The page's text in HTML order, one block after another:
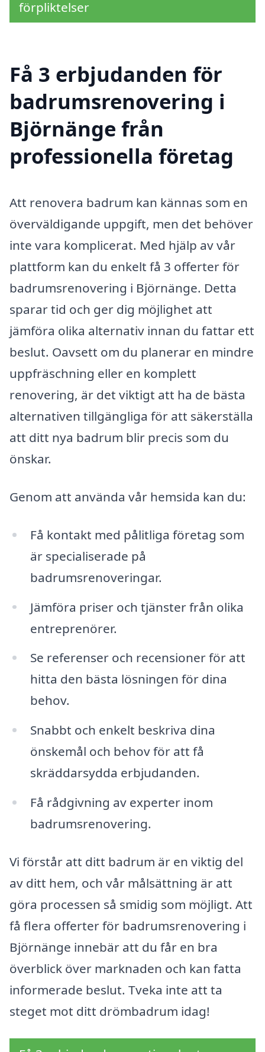
förpliktelser
Få 3 erbjudanden för
badrumsrenovering i
Björnänge från
professionella företag
Att renovera badrum kan kännas som en
överväldigande uppgift, men det behöver
inte vara komplicerat. Med hjälp av vår
plattform kan du enkelt få 3 offerter för
badrumsrenovering i Björnänge. Detta
sparar tid och ger dig möjlighet att
jämföra olika alternativ innan du fattar ett
beslut. Oavsett om du planerar en mindre
uppfräschning eller en komplett
renovering, är det viktigt att ha de bästa
alternativen tillgängliga för att säkerställa
att ditt nya badrum blir precis som du
önskar.
Genom att använda vår hemsida kan du:
Få kontakt med pålitliga företag som
är specialiserade på
badrumsrenoveringar.
Jämföra priser och tjänster från olika
entreprenörer.
Se referenser och recensioner för att
hitta den bästa lösningen för dina
behov.
Snabbt och enkelt beskriva dina
önskemål och behov för att få
skräddarsydda erbjudanden.
Få rådgivning av experter inom
badrumsrenovering.
Vi förstår att ditt badrum är en viktig del
av ditt hem, och vår målsättning är att
göra processen så smidig som möjligt. Att
få flera offerter för badrumsrenovering i
Björnänge innebär att du får en bra
överblick över marknaden och kan fatta
informerade beslut. Tveka inte att ta
steget mot ditt drömbadrum idag!